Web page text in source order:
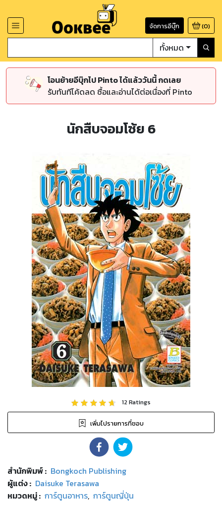
จัดการอีบุ๊ก (0)
ทั้งหมด
โอนย้ายอีบุ๊กไป Pinto ได้แล้ววันนี้ กดเลย
รับทันทีโค้ดลด ซื้อและอ่านได้ต่อเนื่องที่ Pinto
นักสืบจอมโซ้ย 6
12Ratings
เพิ่มไปรายการที่ชอบ
สำนักพิมพ์: Bongkoch Publishing
ผู้แต่ง : Daisuke Terasawa
หมวดหมู่: การ์ตูนอาหาร, การ์ตูนญี่ปุ่น